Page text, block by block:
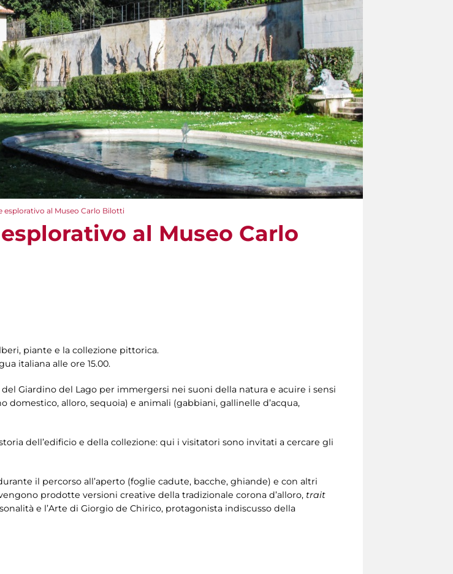
esplorativo al Museo Carlo Bilotti
al Museo Carlo
piante e la collezione pittorica.
italiana alle ore 15.00.
Giardino del Lago per immergersi nei suoni della natura e acuire i sensi
alloro, sequoia) e animali (gabbiani, gallinelle d’acqua,
dell’edificio e della collezione: qui i visitatori sono invitati a cercare gli
il percorso all’aperto (foglie cadute, bacche, ghiande) e con altri
prodotte versioni creative della tradizionale corona d’alloro, trait
e l’Arte di Giorgio de Chirico, protagonista indiscusso della